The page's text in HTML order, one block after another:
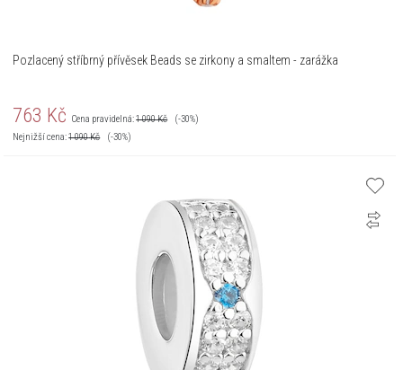
Pozlacený stříbrný přívěsek Beads se zirkony a smaltem - zarážka
763 Kč Cena pravidelná:1 090Kč
(-30%)
Nejnižší cena:1 090Kč (-30%)